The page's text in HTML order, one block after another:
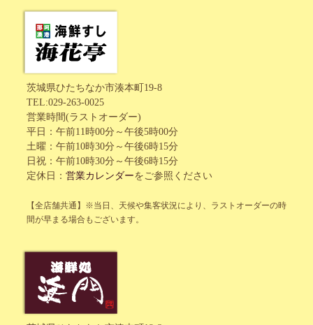
茨城県ひたちなか市湊本町19-8
TEL:029-263-0025
営業時間(ラストオーダー)
平日：午前11時00分～午後5時00分
土曜：午前10時30分～午後6時15分
日祝：午前10時30分～午後6時15分
定休日： 営業カレンダーをご参照ください
【全店舗共通】 ※当日、天候や集客状況により、ラストオーダーの時
間が早まる場合もございます。